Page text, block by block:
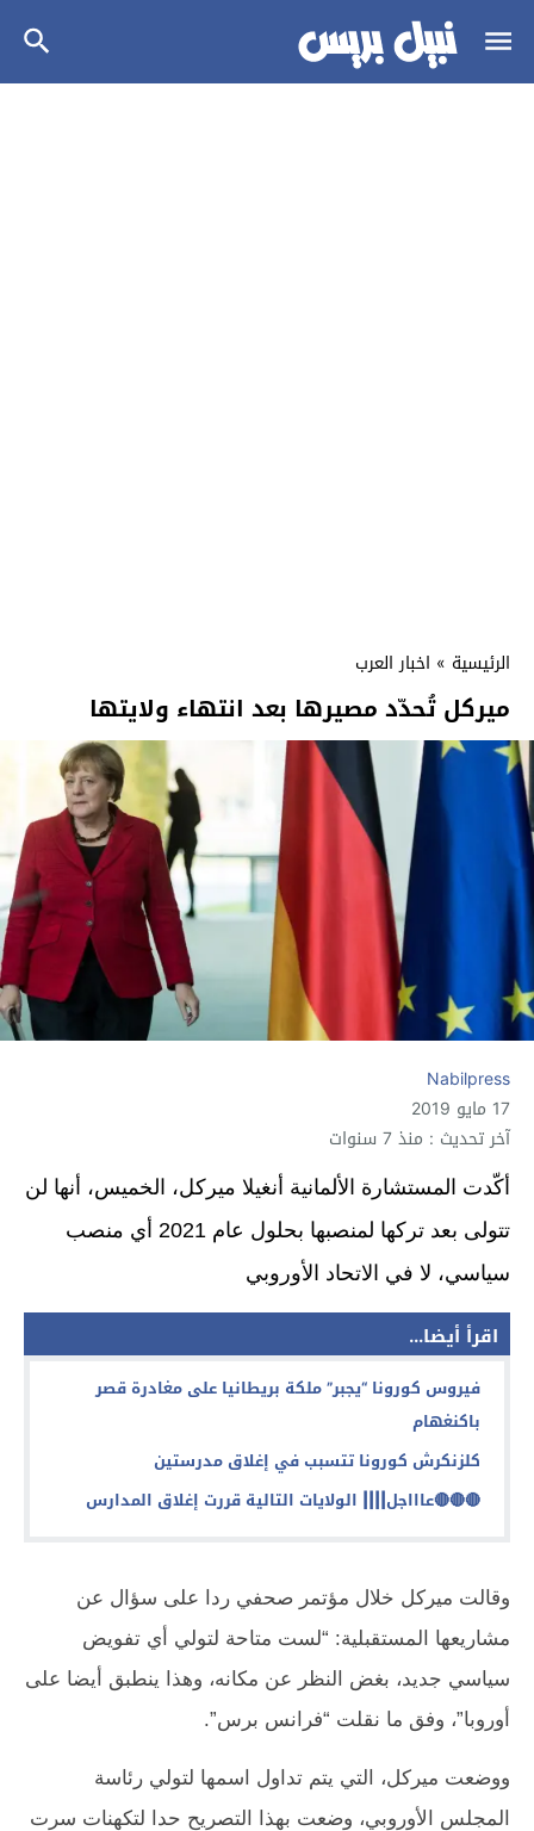
الرئيسية » اخبار العرب
ميركل تُحدّد مصيرها بعد انتهاء ولايتها
Nabilpress
17 مايو 2019
آخر تحديث : منذ 7 سنوات
أكّدت المستشارة الألمانية أنغيلا ميركل، الخميس، أنها لن
تتولى بعد تركها لمنصبها بحلول عام 2021 أي منصب
سياسي، لا في الاتحاد الأوروبي
اقرأ أيضا...
فيروس كورونا “يجبر” ملكة بريطانيا على مغادرة قصر
باكنغهام
كلزنكرش كورونا تتسبب في إغلاق مدرستين
🔴🔴🔴عاااجل|||| الولايات التالية قررت إغلاق المدارس
وقالت ميركل خلال مؤتمر صحفي ردا على سؤال عن
مشاريعها المستقبلية: “لست متاحة لتولي أي تفويض
سياسي جديد، بغض النظر عن مكانه، وهذا ينطبق أيضا على
أوروبا”، وفق ما نقلت “فرانس برس”.
ووضعت ميركل، التي يتم تداول اسمها لتولي رئاسة
المجلس الأوروبي، وضعت بهذا التصريح حدا لتكهنات سرت